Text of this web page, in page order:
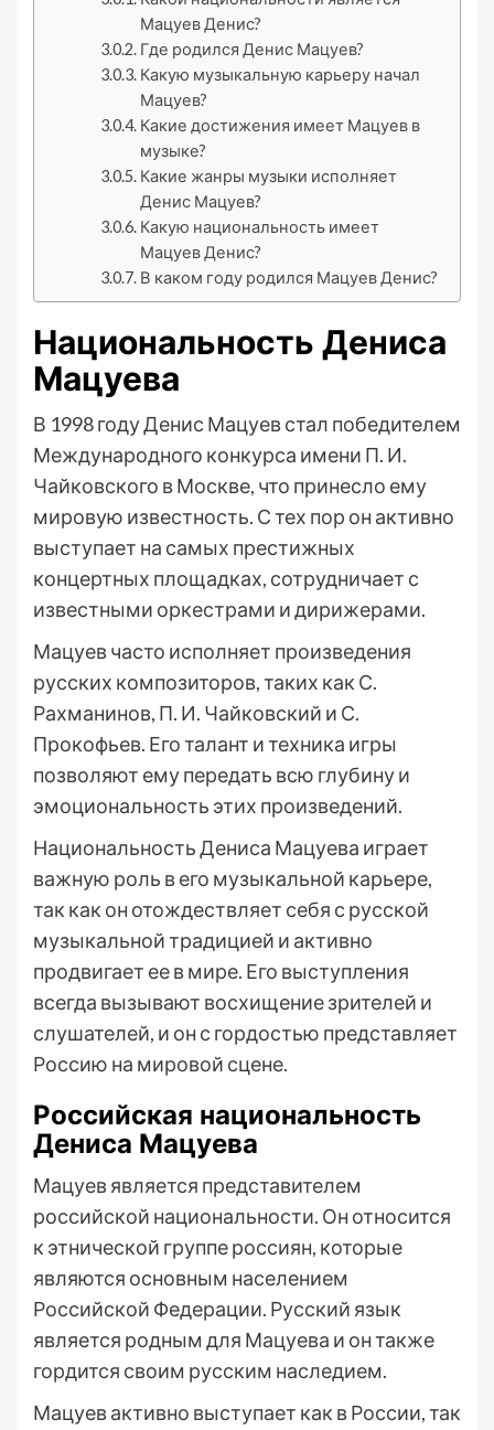
Мацуев Денис?
Где родился Денис Мацуев?
Какую музыкальную карьеру начал
Мацуев?
Какие достижения имеет Мацуев в
музыке?
Какие жанры музыки исполняет
Денис Мацуев?
Какую национальность имеет
Мацуев Денис?
В каком году родился Мацуев Денис?
Национальность Дениса
Мацуева
В 1998 году Денис Мацуев стал победителем
Международного конкурса имени П. И.
Чайковского в Москве, что принесло ему
мировую известность. С тех пор он активно
выступает на самых престижных
концертных площадках, сотрудничает с
известными оркестрами и дирижерами.
Мацуев часто исполняет произведения
русских композиторов, таких как С.
Рахманинов, П. И. Чайковский и С.
Прокофьев. Его талант и техника игры
позволяют ему передать всю глубину и
эмоциональность этих произведений.
Национальность Дениса Мацуева играет
важную роль в его музыкальной карьере,
так как он отождествляет себя с русской
музыкальной традицией и активно
продвигает ее в мире. Его выступления
всегда вызывают восхищение зрителей и
слушателей, и он с гордостью представляет
Россию на мировой сцене.
Российская национальность
Дениса Мацуева
Мацуев является представителем
российской национальности. Он относится
к этнической группе россиян, которые
являются основным населением
Российской Федерации. Русский язык
является родным для Мацуева и он также
гордится своим русским наследием.
Мацуев активно выступает как в России, так